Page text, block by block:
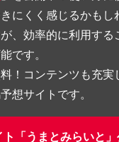
にくく感じるかもし
が、効率的に利用す
です。
！コンテンツも充実
想サイトです。
「うまとみらいと